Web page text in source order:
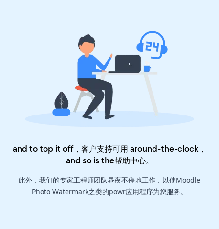
and to top it off，客户支持可用 around-the-clock，
and so is the帮助中心。
此外，我们的专家工程师团队昼夜不停地工作，以使Moodle
Photo Watermark之类的powr应用程序为您服务。